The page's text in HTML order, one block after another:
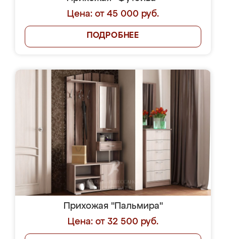
Цена: от 45 000 руб.
ПОДРОБНЕЕ
Прихожая "Пальмира"
Цена: от 32 500 руб.